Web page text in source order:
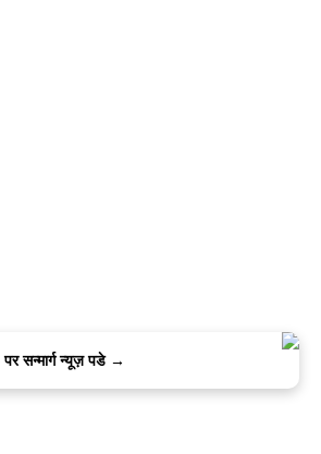
सन्मार्ग न्यूज़ पडे →